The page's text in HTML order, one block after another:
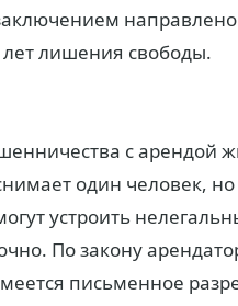
направлено
лишения свободы.
с арендой
один человек,
устроить
По закону
письменное